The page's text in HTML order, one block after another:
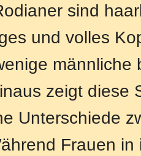
sind
und volles
zeigt diese
Unterschiede
Frauen